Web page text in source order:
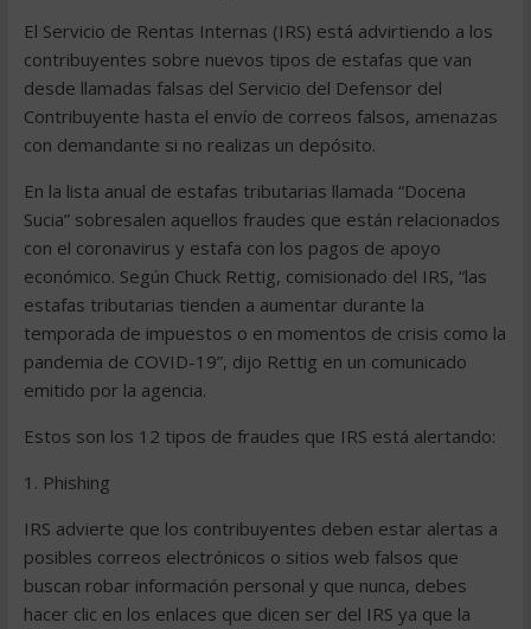
El Servicio de Rentas Internas (IRS) está advirtiendo a los
contribuyentes sobre nuevos tipos de estafas que van
desde llamadas falsas del Servicio del Defensor del
Contribuyente hasta el envío de correos falsos, amenazas
con demandante si no realizas un depósito.
En la lista anual de estafas tributarias llamada “Docena
Sucia” sobresalen aquellos fraudes que están relacionados
con el coronavirus y estafa con los pagos de apoyo
económico. Según Chuck Rettig, comisionado del IRS, “las
estafas tributarias tienden a aumentar durante la
temporada de impuestos o en momentos de crisis como la
pandemia de COVID-19”, dijo Rettig en un comunicado
emitido por la agencia.
Estos son los 12 tipos de fraudes que IRS está alertando:
1. Phishing
IRS advierte que los contribuyentes deben estar alertas a
posibles correos electrónicos o sitios web falsos que
buscan robar información personal y que nunca, debes
hacer clic en los enlaces que dicen ser del IRS ya que la